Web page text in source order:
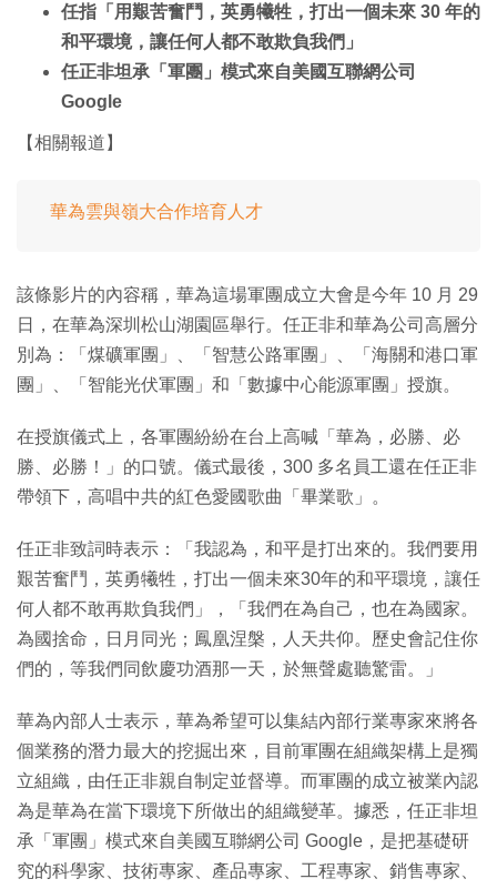
任指「用艱苦奮鬥，英勇犧牲，打出一個未來 30 年的
和平環境，讓任何人都不敢欺負我們」
任正非坦承「軍團」模式來自美國互聯網公司
Google
【相關報道】
華為雲與嶺大合作培育人才
該條影片的內容稱，華為這場軍團成立大會是今年 10 月 29
日，在華為深圳松山湖園區舉行。任正非和華為公司高層分
別為：「煤礦軍團」、「智慧公路軍團」、「海關和港口軍
團」、「智能光伏軍團」和「數據中心能源軍團」授旗。
在授旗儀式上，各軍團紛紛在台上高喊「華為，必勝、必
勝、必勝！」的口號。儀式最後，300 多名員工還在任正非
帶領下，高唱中共的紅色愛國歌曲「畢業歌」。
任正非致詞時表示：「我認為，和平是打出來的。我們要用
艱苦奮鬥，英勇犧牲，打出一個未來30年的和平環境，讓任
何人都不敢再欺負我們」，「我們在為自己，也在為國家。
為國捨命，日月同光；鳳凰涅槃，人天共仰。歷史會記住你
們的，等我們同飲慶功酒那一天，於無聲處聽驚雷。」
華為內部人士表示，華為希望可以集結內部行業專家來將各
個業務的潛力最大的挖掘出來，目前軍團在組織架構上是獨
立組織，由任正非親自制定並督導。而軍團的成立被業內認
為是華為在當下環境下所做出的組織變革。據悉，任正非坦
承「軍團」模式來自美國互聯網公司 Google，是把基礎研
究的科學家、技術專家、產品專家、工程專家、銷售專家、